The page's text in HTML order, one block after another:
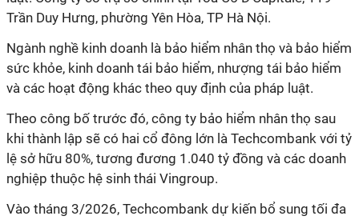
Trần Duy Hưng, phường Yên Hòa, TP Hà Nội.
Ngành nghề kinh doanh là bảo hiểm nhân thọ và bảo hiểm
sức khỏe, kinh doanh tái bảo hiểm, nhượng tái bảo hiểm
và các hoạt động khác theo quy định của pháp luật.
Theo công bố trước đó, công ty bảo hiểm nhân thọ sau
khi thành lập sẽ có hai cổ đông lớn là Techcombank với tỷ
lệ sở hữu 80%, tương đương 1.040 tỷ đồng và các doanh
nghiệp thuộc hệ sinh thái Vingroup.
Vào tháng 3/2026, Techcombank dự kiến bổ sung tối đa